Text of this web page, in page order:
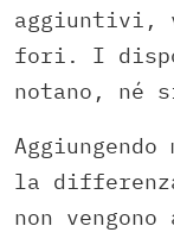
fori. I
notano, né
la
non